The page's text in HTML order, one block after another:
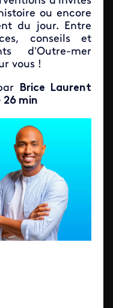
ou encore
du jour. Entre
conseils et
d’Outre-mer
vous !
Brice Laurent
26 min